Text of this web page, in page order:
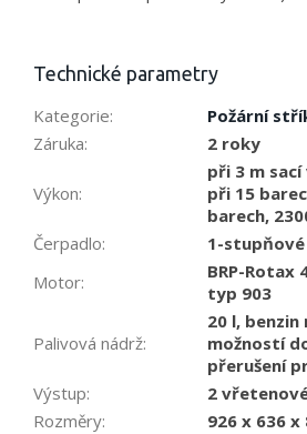
Technické parametry
Kategorie:
Požární
Záruka: 2 roky
Výkon:
při 3 m
při 15
barech,
Čerpadlo:
1-
Motor:
BRP-
typ 903
Palivová nádrž:
20 l,
možností
přerušení
Výstup:
2
Rozměry:
926 x 636